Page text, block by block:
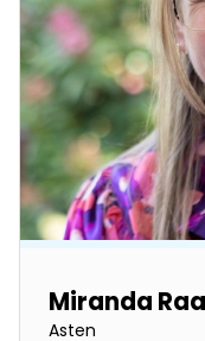
Miranda
Asten